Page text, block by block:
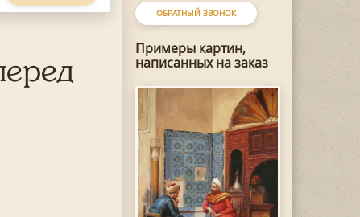
ОБРАТНЫЙ ЗВОНОК
Примеры картин,
написанных на заказ